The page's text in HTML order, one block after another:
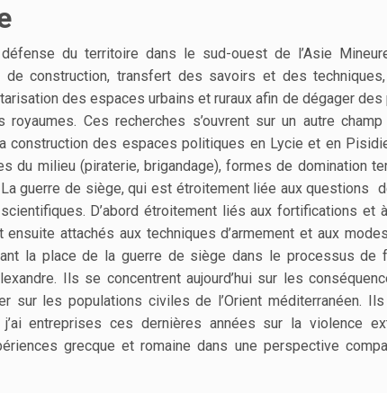
du territoire dans le sud-ouest de l’Asie
de construction, transfert des savoirs et des
des espaces urbains et ruraux afin de dégager
Ces recherches s’ouvrent sur un autre champ
construction des espaces politiques en Lycie et en
du milieu (piraterie, brigandage), formes de domination
guerre de siège, qui est étroitement liée aux questions
D’abord étroitement liés aux fortifications et
attachés aux techniques d’armement et aux
la place de la guerre de siège dans le processus de
Ils se concentrent aujourd’hui sur les
sur les populations civiles de l’Orient méditerranéen. Ils
entreprises ces dernières années sur la violence
grecque et romaine dans une perspective